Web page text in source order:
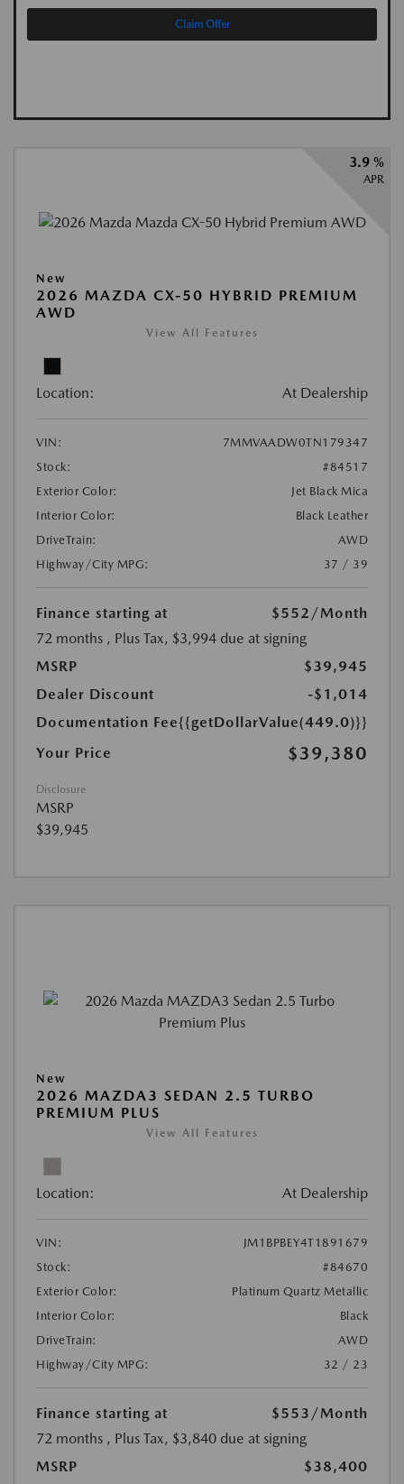
Claim Offer
3.9 %
APR
New
2026 MAZDA CX-50 HYBRID PREMIUM
AWD
View All Features
Location: At Dealership
VIN:
7MMVAADW0TN179347
Stock:
#84517
Exterior Color:
Jet Black Mica
Interior Color:
Black Leather
DriveTrain:
AWD
Highway/City MPG:
37 / 39
Finance starting at $552 /Month
72 months , Plus Tax, $3,994 due at signing
MSRP
$39,945
Dealer Discount
-$1,014
Documentation Fee{{getDollarValue(449.0)}}
Your Price
$39,380
Disclosure
MSRP
$39,945
New
2026 MAZDA3 SEDAN 2.5 TURBO
PREMIUM PLUS
View All Features
Location: At Dealership
VIN:
JM1BPBEY4T1891679
Stock:
#84670
Exterior Color:
Platinum Quartz Metallic
Interior Color:
Black
DriveTrain:
AWD
Highway/City MPG:
32 / 23
Finance starting at $553 /Month
72 months , Plus Tax, $3,840 due at signing
MSRP
$38,400